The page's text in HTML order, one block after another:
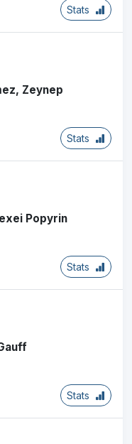
Stats
Zeynep
Stats
Popyrin
Stats
Stats